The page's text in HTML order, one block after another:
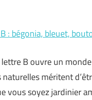
: bégonia, bleuet,
B ouvre un
méritent
vous soyez jardinier